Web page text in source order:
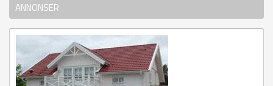
ANNONSER